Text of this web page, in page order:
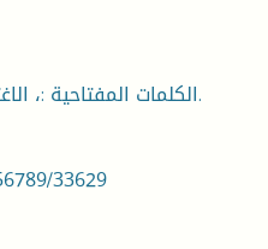
الكلمات المفتاحية :، الاغتراب، خولة حمدي، غربة الياسمين، الهوية.
33629